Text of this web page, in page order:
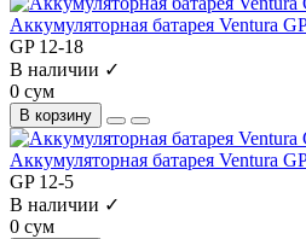
Аккумуляторная батарея Ventura
GP 12-18
В наличии ✓
0 сум
В корзину
Аккумуляторная батарея Ventura
GP 12-5
В наличии ✓
0 сум